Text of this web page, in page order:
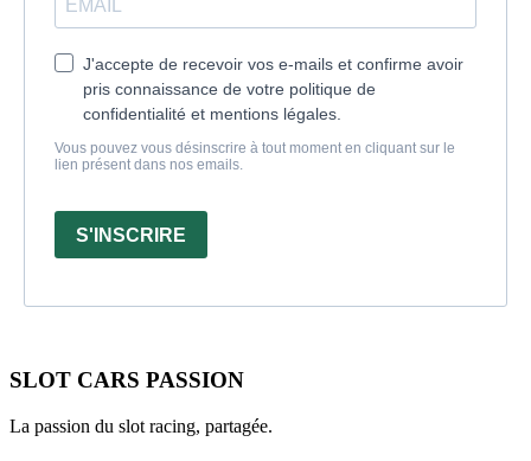
J'accepte de recevoir vos e-mails et confirme avoir
pris connaissance de votre politique de
confidentialité et mentions légales.
Vous pouvez vous désinscrire à tout moment en cliquant sur le
lien présent dans nos emails.
S'INSCRIRE
SLOT CARS PASSION
La passion du slot racing, partagée.